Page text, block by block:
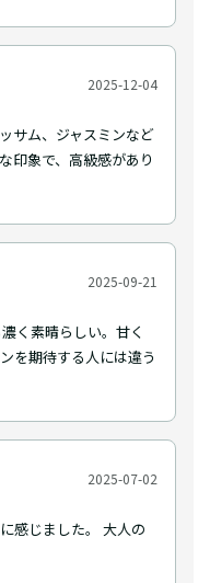
2025-12-04
サム、ジャスミンなど
印象で、高級感があり
2025-09-21
く素晴らしい。甘く
を期待する人には違う
2025-07-02
感じました。 大人の